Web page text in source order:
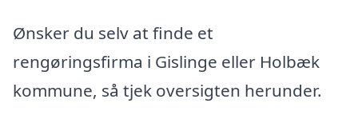
Ønsker du selv at finde et
rengøringsfirma i Gislinge eller Holbæk
kommune, så tjek oversigten herunder.